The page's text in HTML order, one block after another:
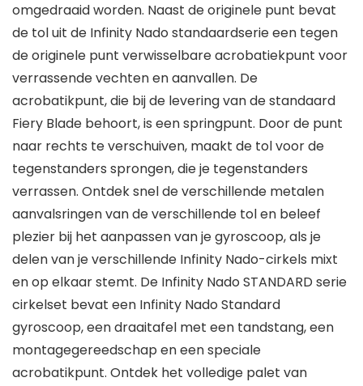
omgedraaid worden. Naast de originele punt bevat
de tol uit de Infinity Nado standaardserie een tegen
de originele punt verwisselbare acrobatiekpunt voor
verrassende vechten en aanvallen. De
acrobatikpunt, die bij de levering van de standaard
Fiery Blade behoort, is een springpunt. Door de punt
naar rechts te verschuiven, maakt de tol voor de
tegenstanders sprongen, die je tegenstanders
verrassen. Ontdek snel de verschillende metalen
aanvalsringen van de verschillende tol en beleef
plezier bij het aanpassen van je gyroscoop, als je
delen van je verschillende Infinity Nado-cirkels mixt
en op elkaar stemt. De Infinity Nado STANDARD serie
cirkelset bevat een Infinity Nado Standard
gyroscoop, een draaitafel met een tandstang, een
montagegereedschap en een speciale
acrobatikpunt. Ontdek het volledige palet van